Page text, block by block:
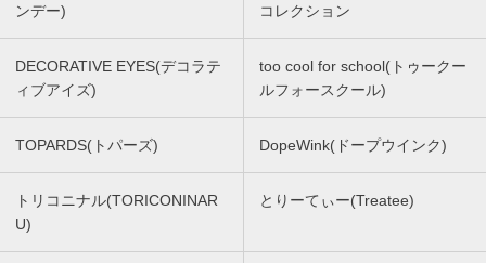
ンデー)
コレクション
DECORATIVE EYES(デコラテ
ィブアイズ)
too cool for school(トゥークー
ルフォースクール)
TOPARDS(トパーズ) DopeWink(ドープウインク)
トリコニナル(TORICONINAR
U)
とりーてぃー(Treatee)